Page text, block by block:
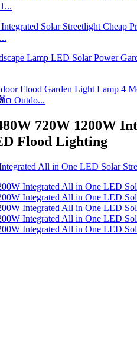
Outdo...
720W 1200W
Flood Lighting